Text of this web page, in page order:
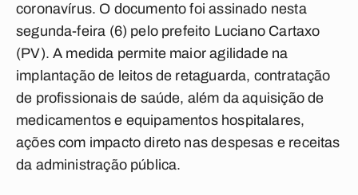
coronavírus. O documento foi assinado nesta
segunda-feira (6) pelo prefeito Luciano Cartaxo
(PV). A medida permite maior agilidade na
implantação de leitos de retaguarda, contratação
de profissionais de saúde, além da aquisição de
medicamentos e equipamentos hospitalares,
ações com impacto direto nas despesas e receitas
da administração pública.